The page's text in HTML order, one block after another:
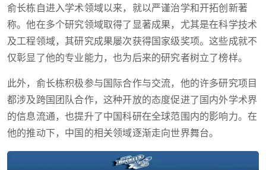
俞长栋自进入学术领域以来，就以严谨治学和开拓创新著
称。他在多个研究领域取得了显著成果，尤其是在科学技术
及工程领域，其研究成果屡次获得国家级奖项。这些成就不
仅彰显了他的专业能力，也为后来的研究者树立了榜样。
此外，俞长栋积极参与国际合作与交流，他的许多研究项目
都涉及跨国团队合作，这种开放的态度促进了国内外学术界
的信息流通，也提升了中国科研在全球范围内的影响力。在
他的推动下，中国的相关领域逐渐走向世界舞台。